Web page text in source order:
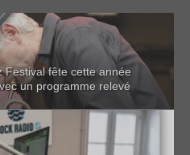
Festival fête cette année
un programme relevé